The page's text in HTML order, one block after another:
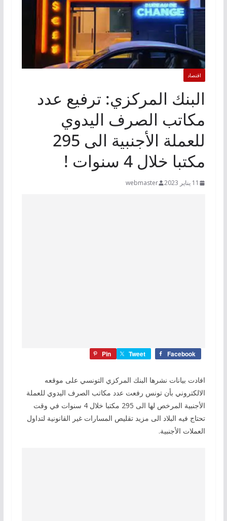
اقتصاد
البنك المركزي: ترفيع عدد
مكاتب الصرف اليدوي
للعملة الأجنبية الى 295
مكتبا خلال 4 سنوات !
11 يناير 2023 webmaster
Facebook
Tweet
Pin
افادت بيانات نشرها البنك المركزي التونسي على موقعه
الالكتروني بأن تونس رفعت عدد مكاتب الصرف اليدوي للعملة
الأجنبية المرخص لها الى 295 مكتبا خلال 4 سنوات في وقت
تحتاج فيه البلاد الى مزيد تقليص المسارات غير القانونية لتداول
العملات الأجنبية.